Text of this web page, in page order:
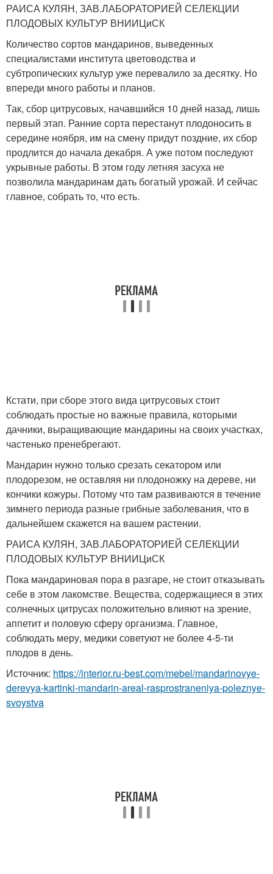
РАИСА КУЛЯН, ЗАВ.ЛАБОРАТОРИЕЙ СЕЛЕКЦИИ
ПЛОДОВЫХ КУЛЬТУР ВНИИЦиСК
Количество сортов мандаринов, выведенных
специалистами института цветоводства и
субтропических культур уже перевалило за десятку. Но
впереди много работы и планов.
Так, сбор цитрусовых, начавшийся 10 дней назад, лишь
первый этап. Ранние сорта перестанут плодоносить в
середине ноября, им на смену придут поздние, их сбор
продлится до начала декабря. А уже потом последуют
укрывные работы. В этом году летняя засуха не
позволила мандаринам дать богатый урожай. И сейчас
главное, собрать то, что есть.
Кстати, при сборе этого вида цитрусовых стоит
соблюдать простые но важные правила, которыми
дачники, выращивающие мандарины на своих участках,
частенько пренебрегают.
Мандарин нужно только срезать секатором или
плодорезом, не оставляя ни плодоножку на дереве, ни
кончики кожуры. Потому что там развиваются в течение
зимнего периода разные грибные заболевания, что в
дальнейшем скажется на вашем растении.
РАИСА КУЛЯН, ЗАВ.ЛАБОРАТОРИЕЙ СЕЛЕКЦИИ
ПЛОДОВЫХ КУЛЬТУР ВНИИЦиСК
Пока мандариновая пора в разгаре, не стоит отказывать
себе в этом лакомстве. Вещества, содержащиеся в этих
солнечных цитрусах положительно влияют на зрение,
аппетит и половую сферу организма. Главное,
соблюдать меру, медики советуют не более 4-5-ти
плодов в день.
Источник: https://interior.ru-best.com/mebel/mandarinovye-
derevya-kartinki-mandarin-areal-rasprostraneniya-poleznye-
svoystva